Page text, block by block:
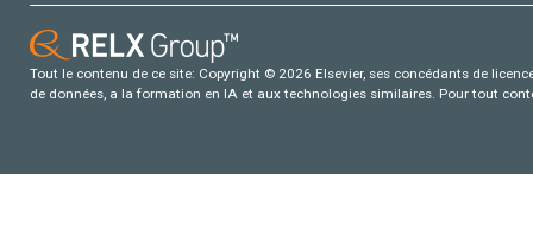
Tout le contenu de ce site: Copyright © 2026 Elsevier, ses concédants de
de données, a la formation en IA et aux technologies similaires. Pour tout